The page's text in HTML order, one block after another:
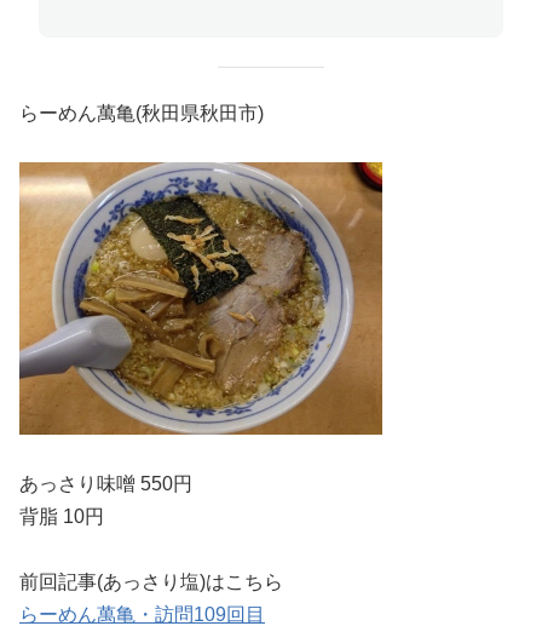
らーめん萬亀(秋田県秋田市)
あっさり味噌 550円
背脂 10円
前回記事(あっさり塩)はこちら
らーめん萬亀・訪問109回目